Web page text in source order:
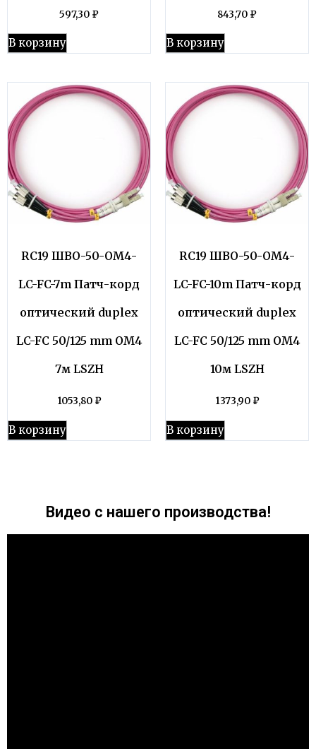
597,30 ₽
В корзину
843,70 ₽
В корзину
RC19 ШВО-50-OM4-
LC-FC-7m Патч-корд
оптический duplex
LC-FC 50/125 mm OM4
7м LSZH
1053,80 ₽
В корзину
RC19 ШВО-50-OM4-
LC-FC-10m Патч-корд
оптический duplex
LC-FC 50/125 mm OM4
10м LSZH
1373,90 ₽
В корзину
Видео с нашего производства!